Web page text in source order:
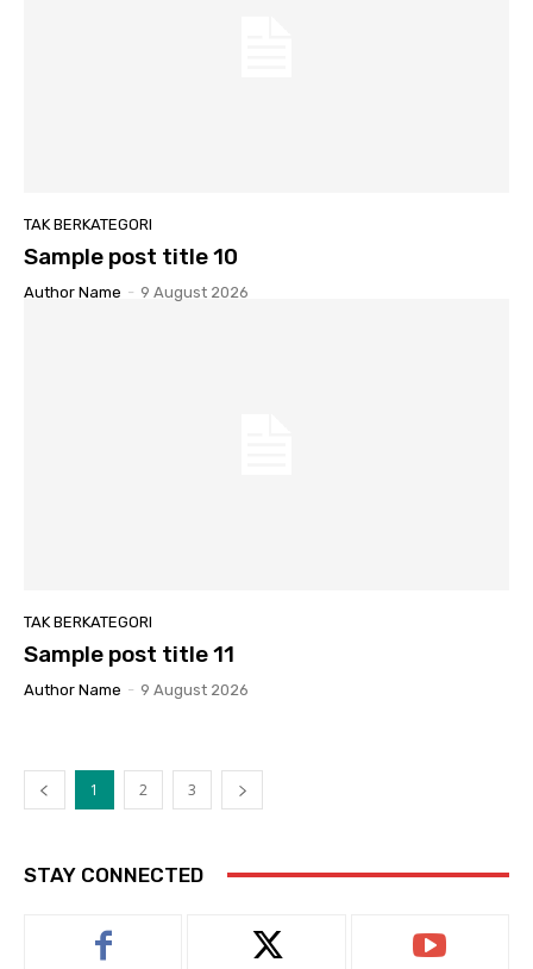
TAK BERKATEGORI
Sample post title 10
Author Name - 9 August 2026
TAK BERKATEGORI
Sample post title 11
Author Name - 9 August 2026
1 2 3
STAY CONNECTED